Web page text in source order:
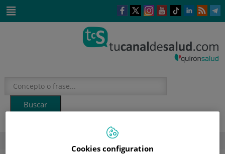
Este
enlace
se
ventana
nueva.
Este
enlace
se
una
ventana
nueva.
Este
enlace
se
una
ventana
nueva.
Este
enlace
se
una
ventana
nueva.
Enlace
una
Enlace
una
Cookies configuration